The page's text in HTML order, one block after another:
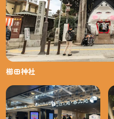
櫛田神社